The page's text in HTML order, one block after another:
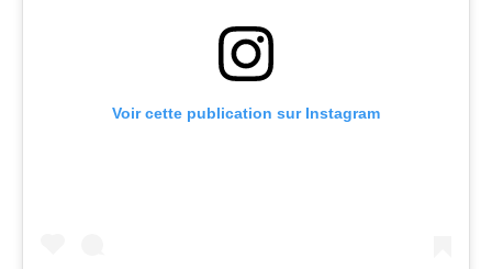
Voir cette publication sur Instagram